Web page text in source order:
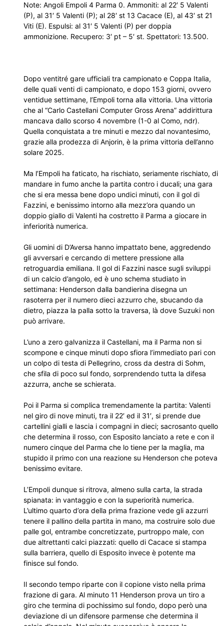
Note: Angoli Empoli 4 Parma 0. Ammoniti: al 22′ 5 Valenti
(P), al 31′ 5 Valenti (P); al 28′ st 13 Cacace (E), al 43′ st 21
Viti (E). Espulsi: al 31′ 5 Valenti (P) per doppia
ammonizione. Recupero: 3′ pt – 5′ st. Spettatori: 13.500.
Dopo ventitré gare ufficiali tra campionato e Coppa Italia,
delle quali venti di campionato, e dopo 153 giorni, ovvero
ventidue settimane, l’Empoli torna alla vittoria. Una vittoria
che al “Carlo Castellani Computer Gross Arena” addirittura
mancava dallo scorso 4 novembre (1-0 al Como, ndr).
Quella conquistata a tre minuti e mezzo dal novantesimo,
grazie alla prodezza di Anjorin, è la prima vittoria dell’anno
solare 2025.
Ma l’Empoli ha faticato, ha rischiato, seriamente rischiato, di
mandare in fumo anche la partita contro i ducali; una gara
che si era messa bene dopo undici minuti, con il gol di
Fazzini, e benissimo intorno alla mezz’ora quando un
doppio giallo di Valenti ha costretto il Parma a giocare in
inferiorità numerica.
Gli uomini di D’Aversa hanno impattato bene, aggredendo
gli avversari e cercando di mettere pressione alla
retroguardia emiliana. Il gol di Fazzini nasce sugli sviluppi
di un calcio d’angolo, ed è uno schema studiato in
settimana: Henderson dalla bandierina disegna un
rasoterra per il numero dieci azzurro che, sbucando da
dietro, piazza la palla sotto la traversa, là dove Suzuki non
può arrivare.
L’uno a zero galvanizza il Castellani, ma il Parma non si
scompone e cinque minuti dopo sfiora l’immediato pari con
un colpo di testa di Pellegrino, cross da destra di Sohm,
che sfila di poco sul fondo, sorprendendo tutta la difesa
azzurra, anche se schierata.
Poi il Parma si complica tremendamente la partita: Valenti
nel giro di nove minuti, tra il 22′ ed il 31′, si prende due
cartellini gialli e lascia i compagni in dieci; sacrosanto quello
che determina il rosso, con Esposito lanciato a rete e con il
numero cinque del Parma che lo tiene per la maglia, ma
stupido il primo con una reazione su Henderson che poteva
benissimo evitare.
L’Empoli dunque si ritrova, almeno sulla carta, la strada
spianata: in vantaggio e con la superiorità numerica.
L’ultimo quarto d’ora della prima frazione vede gli azzurri
tenere il pallino della partita in mano, ma costruire solo due
palle gol, entrambe concretizzate, purtroppo male, con
due altrettanti calci piazzati: quello di Cacace si stampa
sulla barriera, quello di Esposito invece è potente ma
finisce sul fondo.
Il secondo tempo riparte con il copione visto nella prima
frazione di gara. Al minuto 11 Henderson prova un tiro a
giro che termina di pochissimo sul fondo, dopo però una
deviazione di un difensore parmense che determina il